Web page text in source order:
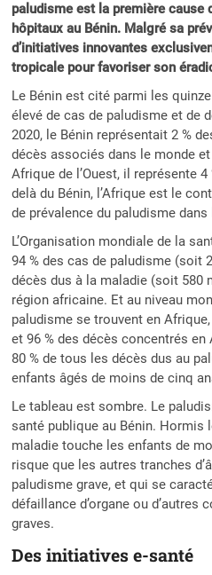
paludisme est la première cause
hôpitaux au Bénin. Malgré sa
d’initiatives innovantes
tropicale pour favoriser son
Le Bénin est cité parmi les
élevé de cas de paludisme et de
2020, le Bénin représentait 2 %
décès associés dans le monde
Afrique de l’Ouest, il représente
delà du Bénin, l’Afrique est le
de prévalence du paludisme dans
L’Organisation mondiale de la
94 % des cas de paludisme (soit
décès dus à la maladie (soit 580
région africaine. Et au niveau
paludisme se trouvent en
et 96 % des décès concentrés
80 % de tous les décès dus au
enfants âgés de moins de cinq
Le tableau est sombre. Le
santé publique au Bénin. Hormis
maladie touche les enfants de
risque que les autres tranches
paludisme grave, et qui se
défaillance d’organe ou d’autres
graves.
Des initiatives e-santé